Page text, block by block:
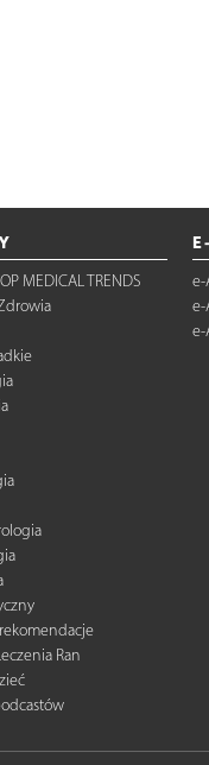
MEDICAL TRENDS
Ran
e-
e-
e-